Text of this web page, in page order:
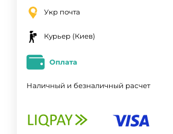
Укр почта
Курьер (Киев)
Оплата
Наличный и безналичный расчет